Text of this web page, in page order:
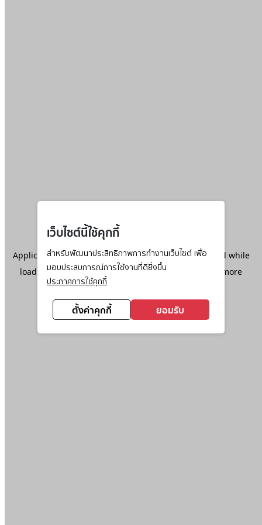
เว็บไซต์นี้ใช้คุกกี้
สำหรับพัฒนาประสิทธิภาพการทำงานเว็บไซต์ เพื่อ
มอบประสบการณ์การใช้งานที่ดียิ่งขึ้น
ประกาศการใช้คุกกี้
ตั้งค่าคุกกี้ ยอมรับ
Application error: aclient-side exception has occurred while
loadingwww.ktc.co.th(see the browser console
for more
information).